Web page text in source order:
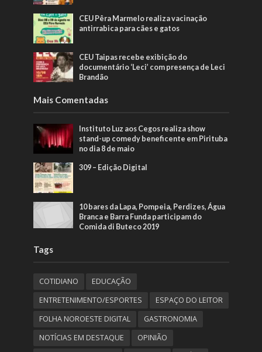
CEU Pêra Marmelo realiza vacinação
antirrabica para cães e gatos
CEU Taipas recebe exibição do
documentário ‘Leci’ com presença de Leci
Brandão
Mais Comentadas
Instituto Luz aos Cegos realiza show
stand-up comedy beneficente em Pirituba
no dia 8 de maio
309 – Edição Digital
10 bares da Lapa, Pompeia, Perdizes, Água
Branca e Barra Funda participam do
Comida di Buteco 2019
Tags
COTIDIANO
EDUCAÇÃO
ENTRETENIMENTO/ESPORTES
ESPAÇO DO LEITOR
FOLHA NOROESTE DIGITAL
GASTRONOMIA
NOTÍCIAS EM DESTAQUE
OPINIÃO